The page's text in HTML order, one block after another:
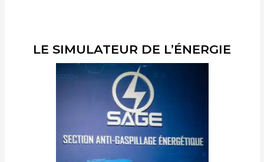
LE SIMULATEUR DE L’ÉNERGIE